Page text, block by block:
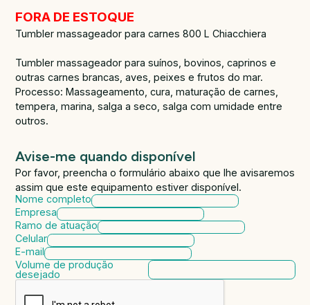
FORA DE ESTOQUE
Tumbler massageador para carnes 800 L Chiacchiera
Tumbler massageador para suínos, bovinos, caprinos e
outras carnes brancas, aves, peixes e frutos do mar.
Processo: Massageamento, cura, maturação de carnes,
tempera, marina, salga a seco, salga com umidade entre
outros.
Avise-me quando disponível
Por favor, preencha o formulário abaixo que lhe avisaremos
assim que este equipamento estiver disponível.
Nome completo
Empresa
Ramo de atuação
Celular
E-mail
Volume de produção
desejado